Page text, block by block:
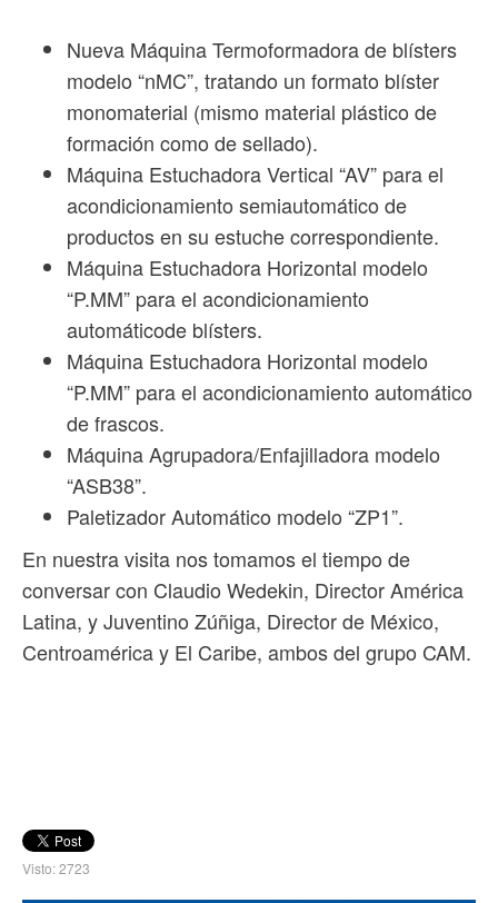
Nueva Máquina Termoformadora de blísters
modelo “nMC”, tratando un formato blíster
monomaterial (mismo material plástico de
formación como de sellado).
Máquina Estuchadora Vertical “AV” para el
acondicionamiento semiautomático de
productos en su estuche correspondiente.
Máquina Estuchadora Horizontal modelo
“P.MM” para el acondicionamiento
automáticode blísters.
Máquina Estuchadora Horizontal modelo
“P.MM” para el acondicionamiento automático
de frascos.
Máquina Agrupadora/Enfajilladora modelo
“ASB38”.
Paletizador Automático modelo “ZP1”.
En nuestra visita nos tomamos el tiempo de
conversar con Claudio Wedekin, Director América
Latina, y Juventino Zúñiga, Director de México,
Centroamérica y El Caribe, ambos del grupo CAM.
Visto: 2723